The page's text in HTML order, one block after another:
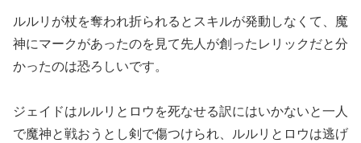
ルルリが杖を奪われ折られるとスキルが発動しなくて、魔
神にマークがあったのを見て先人が創ったレリックだと分
かったのは恐ろしいです。
ジェイドはルルリとロウを死なせる訳にはいかないと一人
で魔神と戦おうとし剣で傷つけられ、ルルリとロウは逃げ